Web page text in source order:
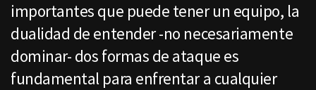
importantes que puede tener un equipo, la
dualidad de entender -no necesariamente
dominar- dos formas de ataque es
fundamental para enfrentar a cualquier